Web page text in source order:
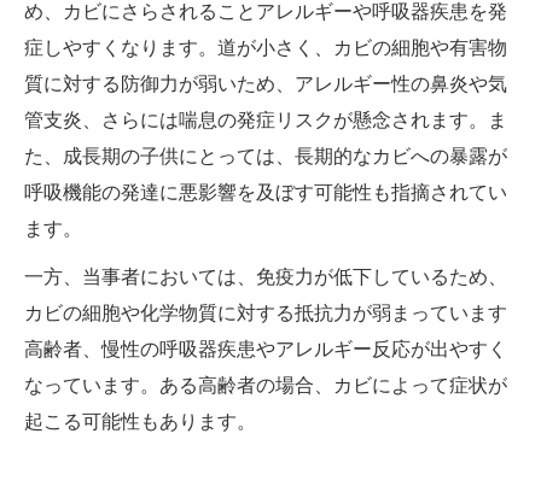
め、カビにさらされることアレルギーや呼吸器疾患を発
症しやすくなります。道が小さく、カビの細胞や有害物
質に対する防御力が弱いため、アレルギー性の鼻炎や気
管支炎、さらには喘息の発症リスクが懸念されます。ま
た、成長期の子供にとっては、長期的なカビへの暴露が
呼吸機能の発達に悪影響を及ぼす可能性も指摘されてい
ます。
一方、当事者においては、免疫力が低下しているため、
カビの細胞や化学物質に対する抵抗力が弱まっています
高齢者、慢性の呼吸器疾患やアレルギー反応が出やすく
なっています。ある高齢者の場合、カビによって症状が
起こる可能性もあります。